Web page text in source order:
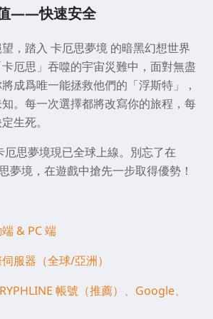
——快速安全
，踏入 卡厄思夢境 的暗黑幻想世界
厄思」吞噬的宇宙災難中，面對無盡
成爲唯一能拯救他們的「浮斯特」，
。每一次選擇都將改寫你的旅程，每
生死。
思夢境現已全球上線。別忘了在
夢境，在遊戲中搶先一步取得優勢！
& PC 端
服器（全球/亞洲）
帳號（推薦）、Google、